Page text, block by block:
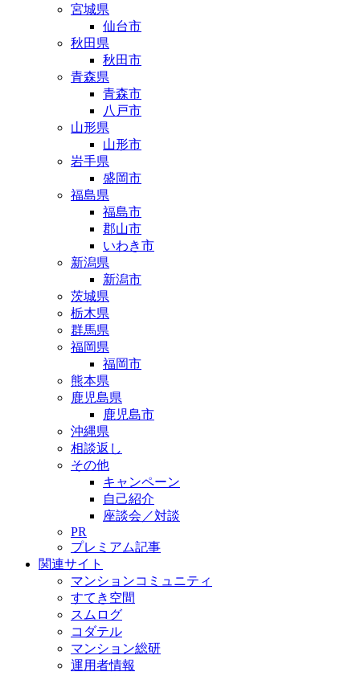
宮城県
仙台市
秋田県
秋田市
青森県
青森市
八戸市
山形県
山形市
岩手県
盛岡市
福島県
福島市
郡山市
いわき市
新潟県
新潟市
茨城県
栃木県
群馬県
福岡県
福岡市
熊本県
鹿児島県
鹿児島市
沖縄県
相談返し
その他
キャンペーン
自己紹介
座談会／対談
PR
プレミアム記事
関連サイト
マンションコミュニティ
すてき空間
スムログ
コダテル
マンション総研
運用者情報